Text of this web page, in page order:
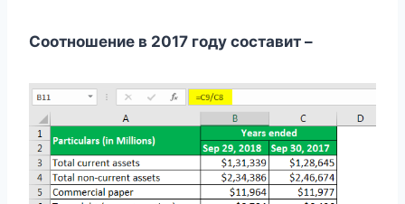
Соотношение в 2017 году составит –